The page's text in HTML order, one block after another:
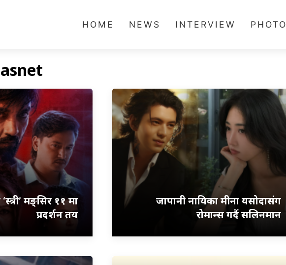
HOME NEWS INTERVIEW PHOTO
‘स्त्री’ मङ्सिर ११ मा
प्रदर्शन तय
जापानी नायिका मीना यसोदासंग
रोमान्स गर्दै सलिनमान